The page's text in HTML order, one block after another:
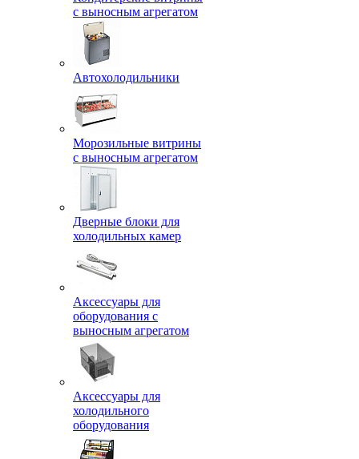
с выносным агрегатом
Автохолодильники
Морозильные витрины
с выносным агрегатом
Дверные блоки для
холодильных камер
Аксессуары для
оборудования с
выносным агрегатом
Аксессуары для
холодильного
оборудования